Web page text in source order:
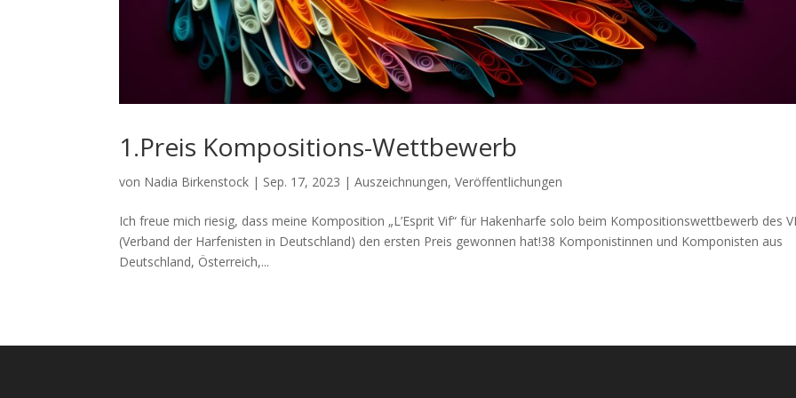
1.Preis Kompositions-Wettbewerb
von Nadia Birkenstock | Sep. 17, 2023 |Auszeichnungen,Veröffentlichungen
Ich freue mich riesig, dass meine Komposition „L’Esprit Vif“ für Hakenharfe solo beim Kompositionswettbewerb des
(Verband der Harfenisten in Deutschland) den ersten Preis gewonnen hat!38 Komponistinnen und Komponisten aus
Deutschland, Österreich,...